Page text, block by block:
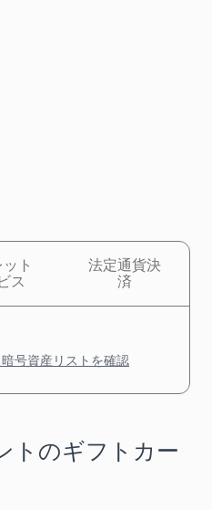
ト
ス
法定通貨決
済
号資産リストを確認
トのギフトカー